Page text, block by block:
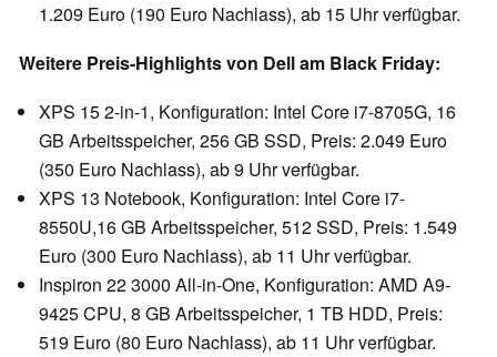
1.209 Euro (190 Euro Nachlass), ab 15 Uhr verfügbar.
Weitere Preis-Highlights von Dell am Black Friday:
XPS 15 2-in-1, Konfiguration: Intel Core i7-8705G, 16
GB Arbeitsspeicher, 256 GB SSD, Preis: 2.049 Euro
(350 Euro Nachlass), ab 9 Uhr verfügbar.
XPS 13 Notebook, Konfiguration: Intel Core i7-
8550U,16 GB Arbeitsspeicher, 512 SSD, Preis: 1.549
Euro (300 Euro Nachlass), ab 11 Uhr verfügbar.
Inspiron 22 3000 All-in-One, Konfiguration: AMD A9-
9425 CPU, 8 GB Arbeitsspeicher, 1 TB HDD, Preis:
519 Euro (80 Euro Nachlass), ab 11 Uhr verfügbar.